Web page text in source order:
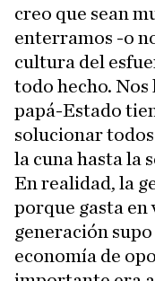
creo que sean
enterramos -o
cultura del
todo hecho. Nos
papá-Estado
solucionar
la cuna hasta la
En realidad, la
porque gasta
generación
economía de